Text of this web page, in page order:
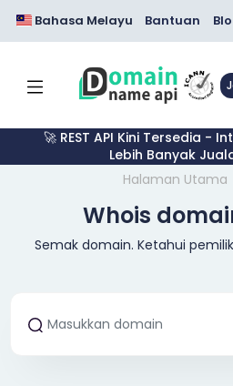
Bahasa Melayu Bantuan
🚀 REST API Kini Tersedia -
Lebih Banyak
Halaman Utama
Whois
Semak domain. Ketahui